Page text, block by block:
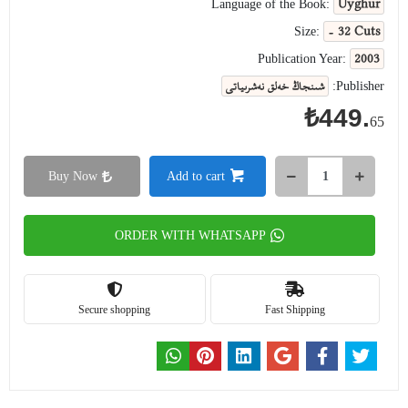
Language of the Book: Uyghur
Size: - 32 Cuts
Publication Year: 2003
Publisher: شىنجاڭ خەلق نەشرىياتى
₺449.65
Add to cart
Buy Now
ORDER WITH WHATSAPP
Fast Shipping
Secure shopping